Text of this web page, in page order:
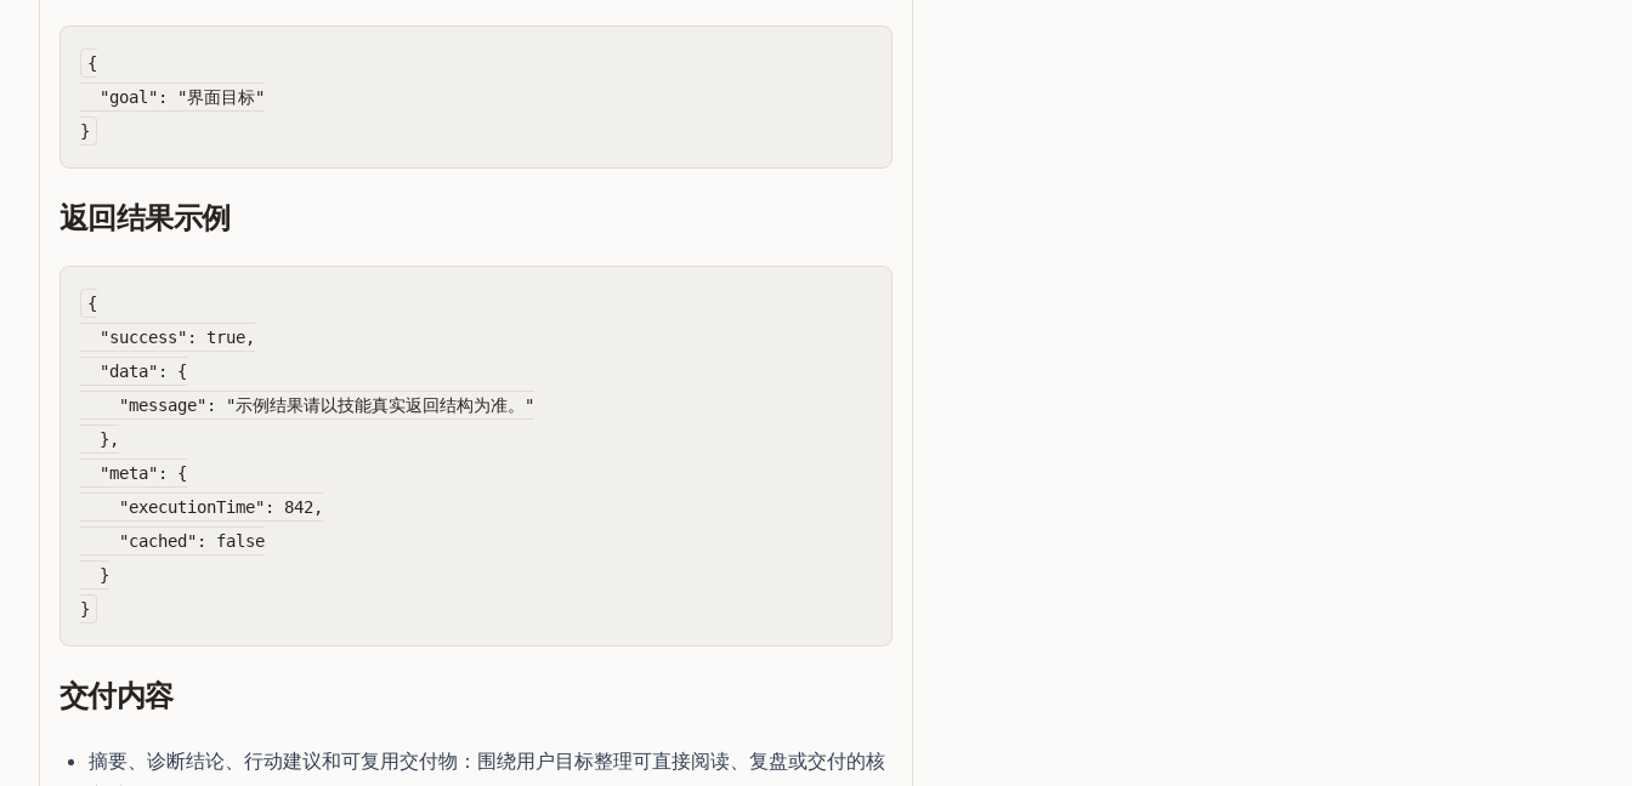
{
  "goal": "界面目标"
返回结果示例
{
  "success": true,
  "data": {
    "message": "示例结果请以技能真实返回结构为准。"
  },
  "meta": {
    "executionTime": 842,
    "cached": false
  }
交付内容
摘要、诊断结论、行动建议和可复用交付物：围绕用户目标整理可直接阅读、复盘或交付的核